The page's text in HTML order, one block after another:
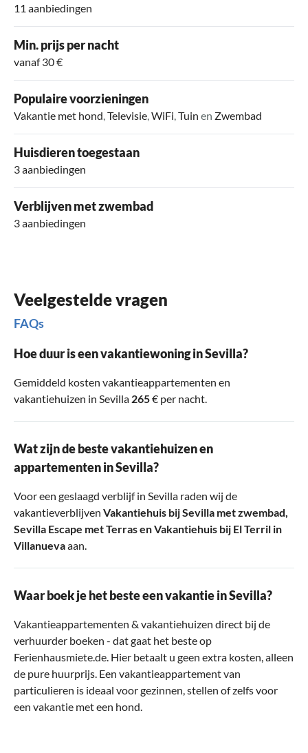
11 aanbiedingen
Min. prijs per nacht
vanaf 30 €
Populaire voorzieningen
Vakantie met hond Televisie WiFi Tuin en Zwembad
Huisdieren toegestaan
3 aanbiedingen
Verblijven met zwembad
3 aanbiedingen
Veelgestelde vragen
FAQs
Hoe duur is een vakantiewoning in Sevilla?
Gemiddeld kosten vakantieappartementen en
vakantiehuizen in Sevilla 265€ per nacht.
Wat zijn de beste vakantiehuizen en
appartementen in Sevilla?
Voor een geslaagd verblijf in Sevilla raden wij de
vakantieverblijven Vakantiehuis bij Sevilla met zwembad
Sevilla Escape met TerrasenVakantiehuis bij El Terril in
Villanuevaaan.
Waar boek je het beste een vakantie in Sevilla?
Vakantieappartementen & vakantiehuizen direct bij de
verhuurder boeken - dat gaat het beste op
Ferienhausmiete.de. Hier betaalt u geen extra kosten, alleen
de pure huurprijs. Een vakantieappartement van
particulieren is ideaal voor gezinnen, stellen of zelfs voor
een vakantie met een hond.